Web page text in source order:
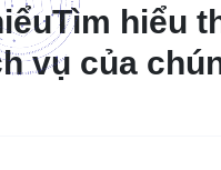
Tìm hiểu
vụ của